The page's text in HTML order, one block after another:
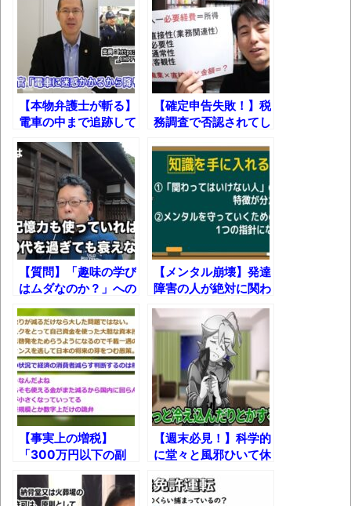
す(若干ネタバレあり) 26/07/25
マケイン9巻＆アニメ公式ガイド感想
独学で挑んだ2026年二級建築士学科試験結
果速報（仮）
体験談：仕事で同じビルの中に入っている
グループ会社の嫁子 [ほのぼの]
葉月つばさちゃん、昔から見てるんだけど
かなりお姉さんになったね
壊れたエアコンと歌えないボク
バージョンアップ情報更新 AOMEI
Backupper Standard 8.3.0 などバージョンア
ップ
高嶋ちさ子、ダウン症の姉が暴行事件！事
件の一部始終と衝撃の結末
【呆然】北海道旅行ワイ「ウニイクラ丼特
盛で食うぞ！！！うおおおおおおお
お！！！！！」→結
果･････････････････････････････
【動画】カニ、ちょっかい出してきた陰に
ブチギレ
【本物弁護士が斬る】
電車の中まで追跡して
きた職務質問は違法
か!?
【確定申告失敗！】税
務調査で否認されてし
【質問】「趣味の学び
はムダなのか？」への
精神科医からの回答！
【メンタル崩壊】発達
障害の人が絶対に関わ
ってはいけない人5
選！
【事実上の増税】
「300万円以下の副
業は雑所得」案はサラ
リーマン狙い撃ちの愚
【週末必見！】科学的
に堂々と風邪ひいて休